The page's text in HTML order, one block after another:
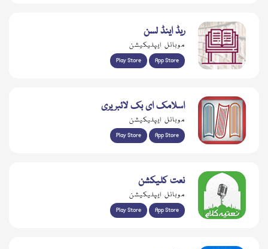
ریڈ اینڈ لسن
موبائل ایپلیکیشن
Play Store App Store
اسلامک ای بک لائبریری
موبائل ایپلیکیشن
Play Store App Store
نعت کلیکشن
موبائل ایپلیکیشن
Play Store App Store